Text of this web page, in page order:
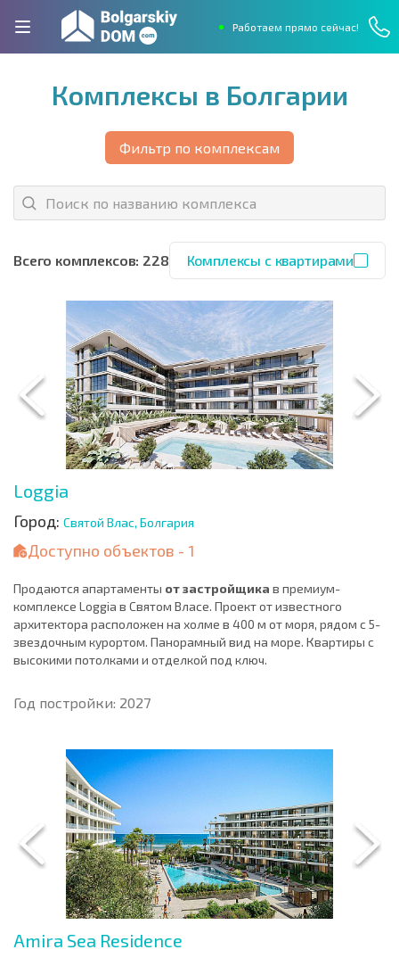
Работаем прямо сейчас!
Комплексы в Болгарии
Фильтр по комплексам
Всего комплексов: 228 Комплексы с квартирами
Loggia
Город: Святой Влас, Болгария
Доступно объектов - 1
Продаются апартаменты от застройщика в премиум-
комплексе Loggia в Святом Власе. Проект от известного
архитектора расположен на холме в 400 м от моря, рядом с 5-
звездочным курортом. Панорамный вид на море. Квартиры с
высокими потолками и отделкой под ключ.
Год постройки: 2027
Amira Sea Residence